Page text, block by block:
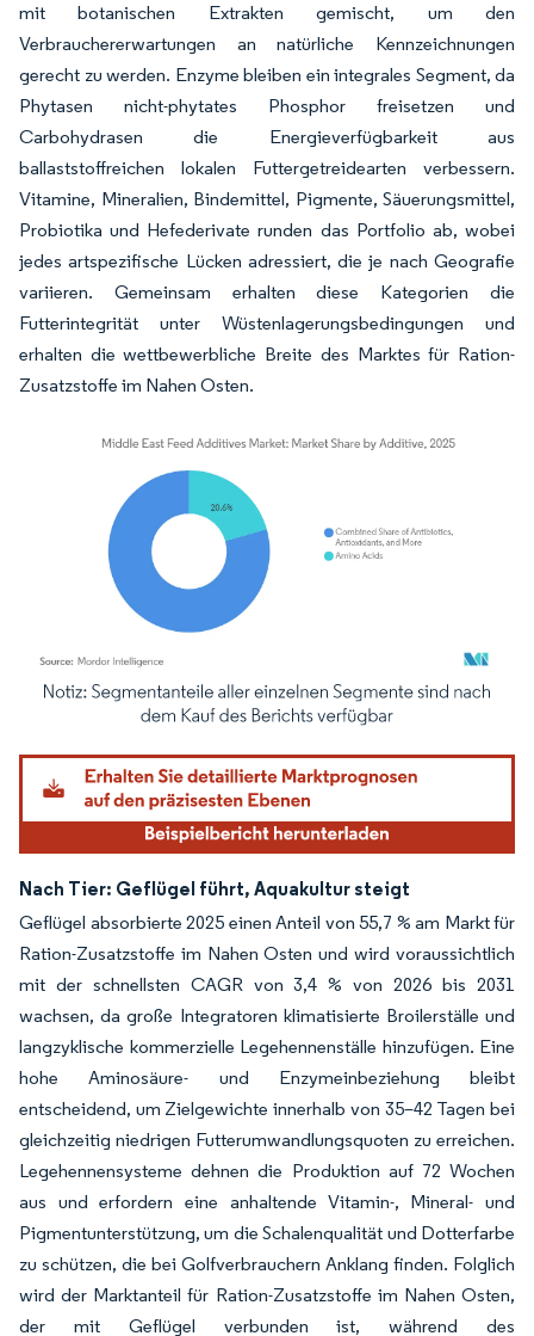
mit botanischen Extrakten gemischt, um den
Verbrauchererwartungen an natürliche Kennzeichnungen
gerecht zu werden. Enzyme bleiben ein integrales Segment, da
Phytasen nicht-phytates Phosphor freisetzen und
Carbohydrasen die Energieverfügbarkeit aus
ballaststoffreichen lokalen Futtergetreidearten verbessern.
Vitamine, Mineralien, Bindemittel, Pigmente, Säuerungsmittel,
Probiotika und Hefederivate runden das Portfolio ab, wobei
jedes artspezifische Lücken adressiert, die je nach Geografie
variieren. Gemeinsam erhalten diese Kategorien die
Futterintegrität unter Wüstenlagerungsbedingungen und
erhalten die wettbewerbliche Breite des Marktes für Ration-
Zusatzstoffe im Nahen Osten.
Bild © Mordor Intelligence. Wiederverwendung erfordert Namensnennung
Nach Tier: Geflügel führt, Aquakultur steigt
Geflügel absorbierte 2025 einen Anteil von 55,7 % am Markt für
Ration-Zusatzstoffe im Nahen Osten und wird voraussichtlich
mit der schnellsten CAGR von 3,4 % von 2026 bis 2031
wachsen, da große Integratoren klimatisierte Broilerställe und
langzyklische kommerzielle Legehennenställe hinzufügen. Eine
hohe Aminosäure- und Enzymeinbeziehung bleibt
entscheidend, um Zielgewichte innerhalb von 35–42 Tagen bei
gleichzeitig niedrigen Futterumwandlungsquoten zu erreichen.
Legehennensysteme dehnen die Produktion auf 72 Wochen
aus und erfordern eine anhaltende Vitamin-, Mineral- und
Pigmentunterstützung, um die Schalenqualität und Dotterfarbe
zu schützen, die bei Golfverbrauchern Anklang finden. Folglich
wird der Marktanteil für Ration-Zusatzstoffe im Nahen Osten,
der mit Geflügel verbunden ist, während des